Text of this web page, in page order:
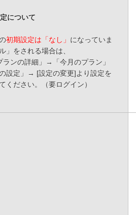
について
初期設定は「なし」 になっていま
」をされる場合は、
ンの詳細」→「今月のプラン」
設定」→ [設定の変更]より設定を
ください。（要ログイン）